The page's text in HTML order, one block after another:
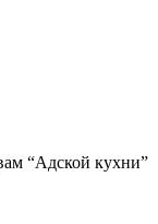
“Адской кухни”